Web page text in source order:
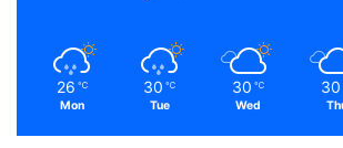
26 ℃
Mon
30 ℃
Tue
30 ℃
Wed
30